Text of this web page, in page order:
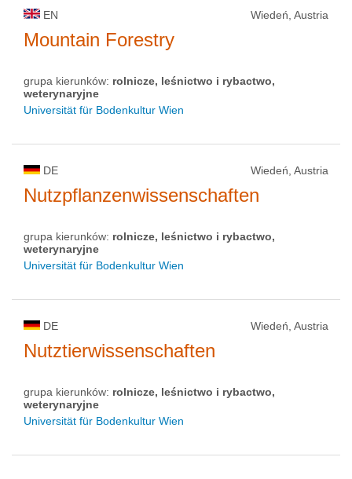
EN Wiedeń, Austria
Mountain Forestry
grupa kierunków: rolnicze, leśnictwo i rybactwo,
weterynaryjne
Universität für Bodenkultur Wien
DE Wiedeń, Austria
Nutzpflanzenwissenschaften
grupa kierunków: rolnicze, leśnictwo i rybactwo,
weterynaryjne
Universität für Bodenkultur Wien
DE Wiedeń, Austria
Nutztierwissenschaften
grupa kierunków: rolnicze, leśnictwo i rybactwo,
weterynaryjne
Universität für Bodenkultur Wien